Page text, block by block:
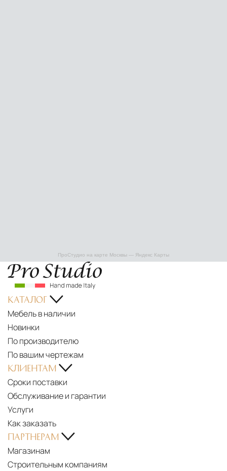
ПроСтудио на карте Москвы — Яндекс Карты
КАТАЛОГ
Мебель в наличии
Новинки
По производителю
По вашим чертежам
КЛИЕНТАМ
Сроки поставки
Обслуживание и гарантии
Услуги
Как заказать
ПАРТНЕРАМ
Магазинам
Строительным компаниям